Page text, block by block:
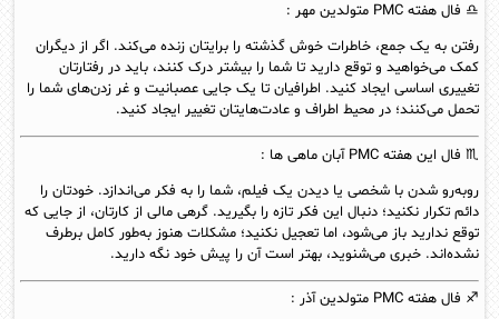
♎ فال هفته PMC متولدین مهر:
رفتن به یک جمع، خاطرات خوش گذشته را برایتان زنده می‌کند. اگر از دیگران
کمک می‌خواهید و توقع دارید تا شما را بیشتر درک کنند، باید در رفتارتان
تغییری اساسی ایجاد کنید. اطرافیان تا یک‌ جایی عصبانیت و غر زدن‌های شما را
تحمل می‌کنند؛ در محیط اطراف و عادت‌هایتان تغییر ایجاد کنید.
♏ فال این هفته PMC آبانماهی ها :
روبه‌رو شدن با شخصی یا دیدن یک فیلم، شما را به فکر می‌اندازد. خودتان را
دائم تکرار نکنید؛ دنبال این فکر تازه را بگیرید. گرهی مالی از کارتان، از جایی که
توقع ندارید باز می‌شود، اما تعجیل نکنید؛ مشکلات هنوز به‌طور کامل برطرف
نشده‌اند. خبری می‌شنوید، بهتر است آن را پیش خود نگه دارید.
♐ فال هفته PMC متولدین آذر :